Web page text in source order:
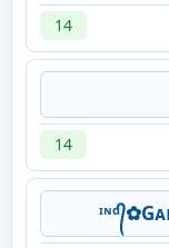
14
14